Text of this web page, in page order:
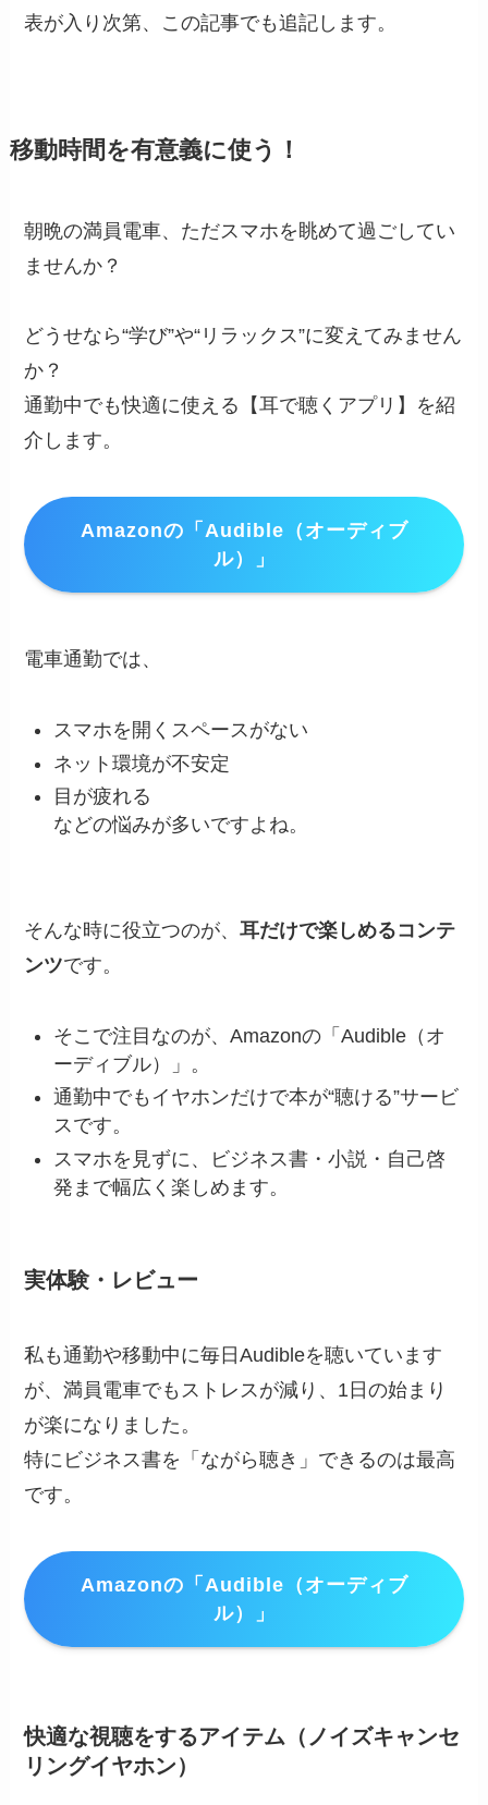
表が入り次第、この記事でも追記します。
移動時間を有意義に使う！
朝晩の満員電車、ただスマホを眺めて過ごしてい
ませんか？
どうせなら“学び”や“リラックス”に変えてみません
か？
通勤中でも快適に使える【耳で聴くアプリ】を紹
介します。
Amazonの「Audible（オーディブ
ル）」
電車通勤では、
スマホを開くスペースがない
ネット環境が不安定
目が疲れる
などの悩みが多いですよね。
そんな時に役立つのが、耳だけで楽しめるコンテ
ンツです。
そこで注目なのが、Amazonの「Audible（オ
ーディブル）」。
通勤中でもイヤホンだけで本が“聴ける”サービ
スです。
スマホを見ずに、ビジネス書・小説・自己啓
発まで幅広く楽しめます。
実体験・レビュー
私も通勤や移動中に毎日Audibleを聴いています
が、満員電車でもストレスが減り、1日の始まり
が楽になりました。
特にビジネス書を「ながら聴き」できるのは最高
です。
Amazonの「Audible（オーディブ
ル）」
快適な視聴をするアイテム（ ノイズキャンセ
リングイヤホン）